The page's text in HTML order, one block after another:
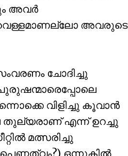
അവര്‍
വെള്ളമാണല്ലോ അവരുടെ
ചോദിച്ചു
വിളിച്ചു കൂവാന്‍
തുല്യരാണ് എന്ന് ഉറച്ചു
മത്സരിച്ചു